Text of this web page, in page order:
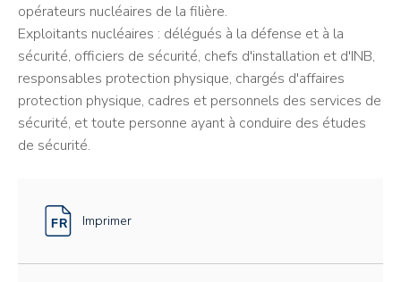
opérateurs nucléaires de la filière.
Exploitants nucléaires : délégués à la défense et à la
sécurité, officiers de sécurité, chefs d'installation et d'INB,
responsables protection physique, chargés d'affaires
protection physique, cadres et personnels des services de
sécurité, et toute personne ayant à conduire des études
de sécurité.
Imprimer